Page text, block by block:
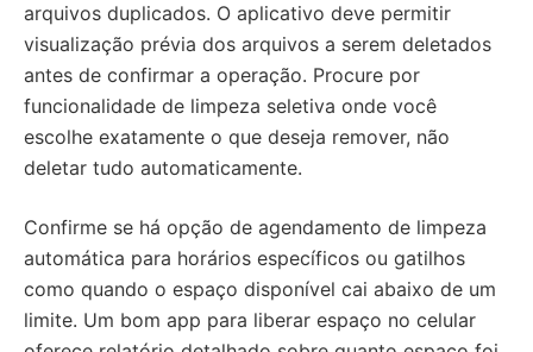
arquivos duplicados. O aplicativo deve permitir
visualização prévia dos arquivos a serem deletados
antes de confirmar a operação. Procure por
funcionalidade de limpeza seletiva onde você
escolhe exatamente o que deseja remover, não
deletar tudo automaticamente.
Confirme se há opção de agendamento de limpeza
automática para horários específicos ou gatilhos
como quando o espaço disponível cai abaixo de um
limite. Um bom app para liberar espaço no celular